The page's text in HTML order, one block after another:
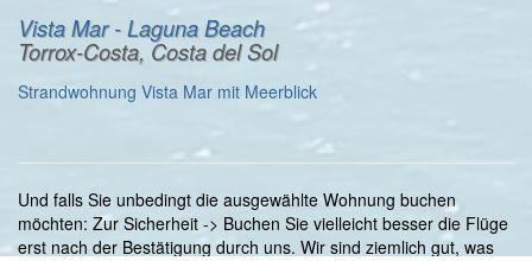
Vista Mar - Laguna Beach
Torrox-Costa, Costa del Sol
Strandwohnung Vista Mar mit Meerblick
Und falls Sie unbedingt die ausgewählte Wohnung buchen
möchten: Zur Sicherheit -> Buchen Sie vielleicht besser die Flüge
erst nach der Bestätigung durch uns. Wir sind ziemlich gut, was